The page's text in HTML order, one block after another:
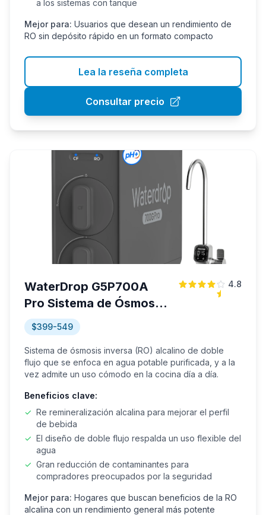
a los sistemas con tanque
Mejor para: Usuarios que desean un rendimiento de
RO sin depósito rápido en un formato compacto
Lea la reseña completa
Consultar precio
WaterDrop G5P700A
Pro Sistema de Ósmosis
Inversa RO alcalino de
doble flujo
4.8
$399-549
Sistema de ósmosis inversa (RO) alcalino de doble
flujo que se enfoca en agua potable purificada, y a la
vez admite un uso cómodo en la cocina día a día.
Beneficios clave:
✓ Re remineralización alcalina para mejorar el perfil
de bebida
✓ El diseño de doble flujo respalda un uso flexible del
agua
✓ Gran reducción de contaminantes para
compradores preocupados por la seguridad
Mejor para: Hogares que buscan beneficios de la RO
alcalina con un rendimiento general más potente